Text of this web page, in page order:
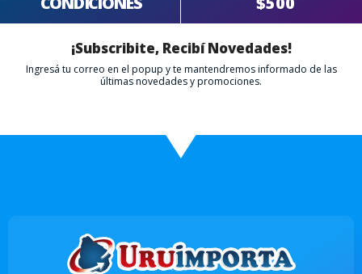
¡Subscribite, Recibí Novedades!
Ingresá tu correo en el popup y te mantendremos informado de las
últimas novedades y promociones.